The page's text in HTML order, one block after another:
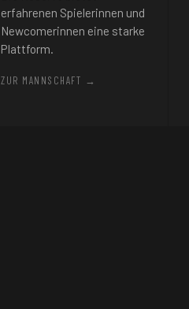
erfahrenen Spielerinnen und
Newcomerinnen eine starke
Plattform.
ZUR MANNSCHAFT →